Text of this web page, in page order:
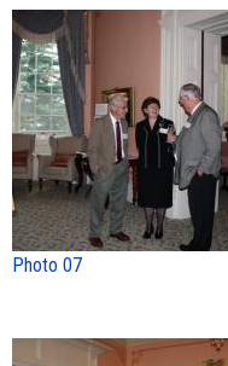
Photo 07